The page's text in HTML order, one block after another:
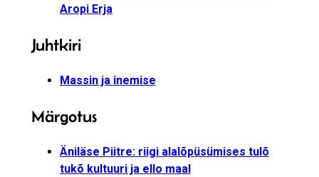
Aropi Erja
Juhtkiri
Massin ja inemise
Märgotus
Äniläse Piitre: riigi alalõpüsümises tulõ
tukõ kultuuri ja ello maal